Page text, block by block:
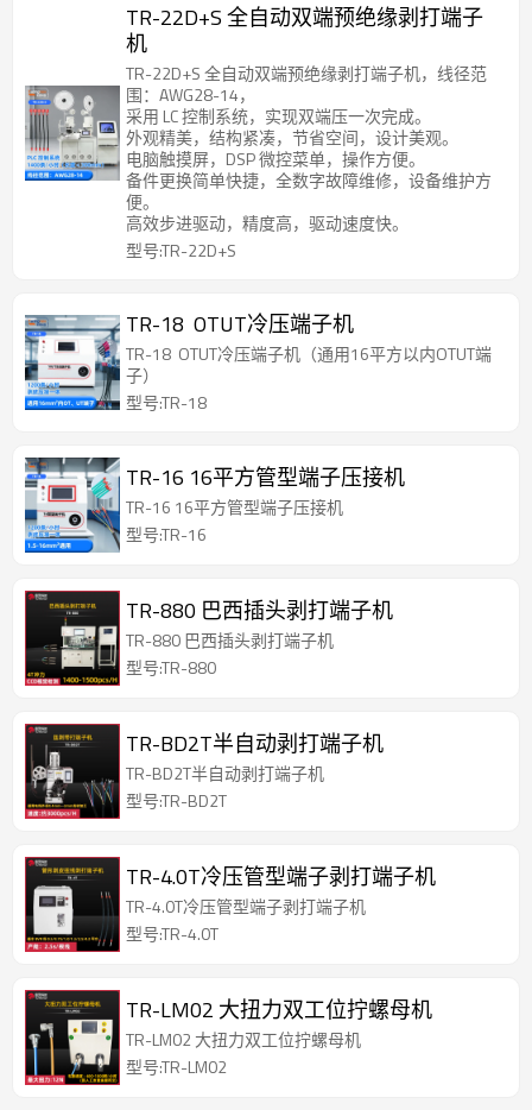
TR-22D+S 全自动双端预绝缘剥打端子
机
TR-22D+S 全自动双端预绝缘剥打端子机，线径范
围：AWG28-14，
采用 LC 控制系统，实现双端压一次完成。
外观精美，结构紧凑，节省空间，设计美观。
电脑触摸屏，DSP 微控菜单，操作方便。
备件更换简单快捷，全数字故障维修，设备维护方
便。
高效步进驱动，精度高，驱动速度快。
型号:TR-22D+S
TR-18 OTUT冷压端子机
TR-18 OTUT冷压端子机（通用16平方以内OTUT端
子）
型号:TR-18
TR-16 16平方管型端子压接机
TR-16 16平方管型端子压接机
型号:TR-16
TR-880 巴西插头剥打端子机
TR-880 巴西插头剥打端子机
型号:TR-880
TR-BD2T半自动剥打端子机
TR-BD2T半自动剥打端子机
型号:TR-BD2T
TR-4.0T冷压管型端子剥打端子机
TR-4.0T冷压管型端子剥打端子机
型号:TR-4.0T
TR-LM02 大扭力双工位拧螺母机
TR-LM02 大扭力双工位拧螺母机
型号:TR-LM02